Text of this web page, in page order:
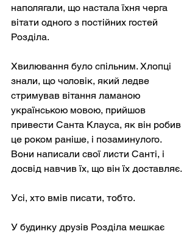
наполягали, що настала їхня черга
вітати одного з постійних гостей
Розділа.
Хвилювання було спільним. Хлопці
знали, що чоловік, який ледве
стримував вітання ламаною
українською мовою, прийшов
привести Санта Клауса, як він робив
це роком раніше, і позаминулого.
Вони написали свої листи Санті, і
досвід навчив їх, що він їх доставляє.
Усі, хто вмів писати, тобто.
У будинку друзів Розділа мешкає